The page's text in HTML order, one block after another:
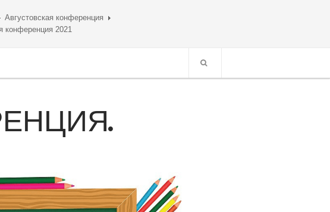
Августовская конференция
конференция 2021